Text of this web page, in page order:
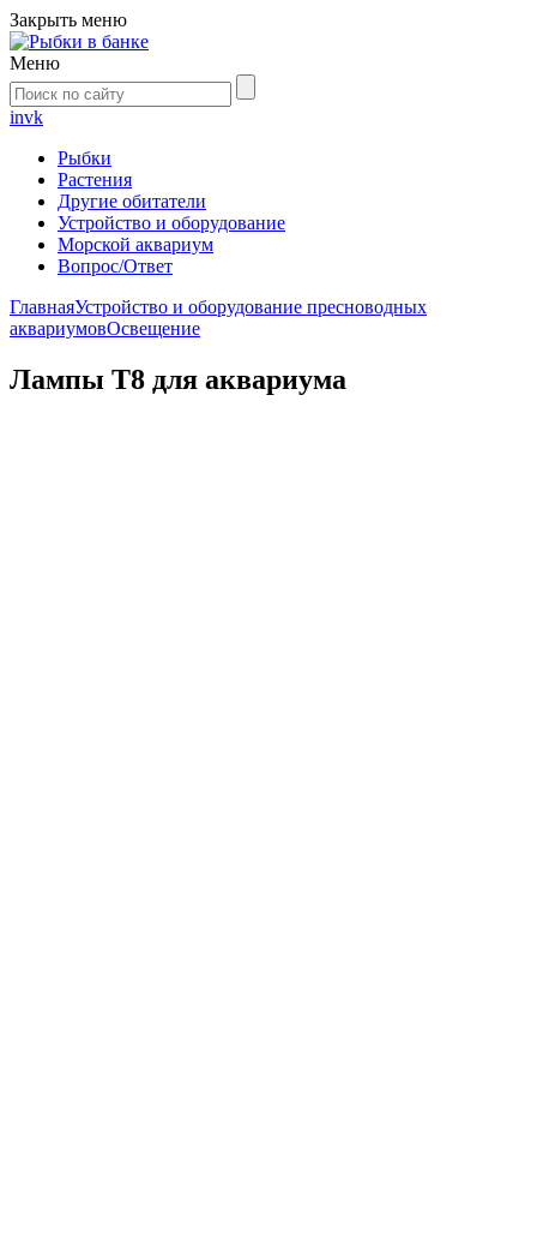
Закрыть меню
Меню
invk
Рыбки
Растения
Другие обитатели
Устройство и оборудование
Морской аквариум
Вопрос/Ответ
ГлавнаяУстройство и оборудование пресноводных
аквариумовОсвещение
Лампы Т8 для аквариума